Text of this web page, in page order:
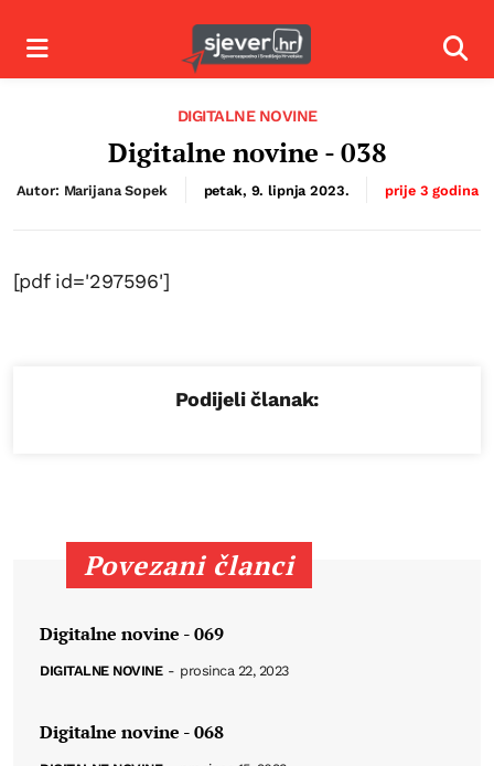
Izbornik
DIGITALNE NOVINE
Digitalne novine - 038
Autor: Marijana Sopek petak, 9. lipnja 2023. prije 3 godina
[pdf id='297596']
Podijeli članak:
Povezani članci
Digitalne novine - 069
DIGITALNE NOVINE - prosinca 22, 2023
Digitalne novine - 068